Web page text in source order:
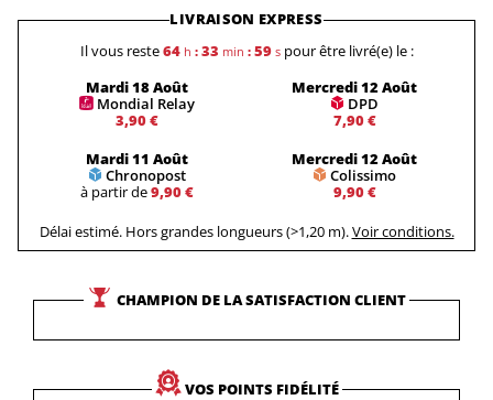
LIVRAISON EXPRESS
Il vous reste64h : 33 min : 59s pour être livré(e) le :
Mardi 18 Août
Mondial Relay
3,90 €
Mercredi 12 Août
DPD
7,90 €
Mardi 11 Août
Chronopost
à partir de9,90 €
Mercredi 12 Août
Colissimo
9,90 €
Délai estimé. Hors grandes longueurs (>1,20 m).Voir conditions.
CHAMPION DE LA SATISFACTION CLIENT
VOS POINTS FIDÉLITÉ